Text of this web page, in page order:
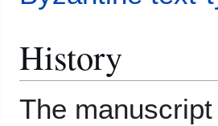
History
The